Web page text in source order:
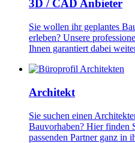
3D / CAD Anbieter
Sie wollen ihr geplantes
erleben? Unsere
Ihnen garantiert dabei
Image
Architekt
Sie suchen einen
Bauvorhaben? Hier finden
passenden Partner ganz in